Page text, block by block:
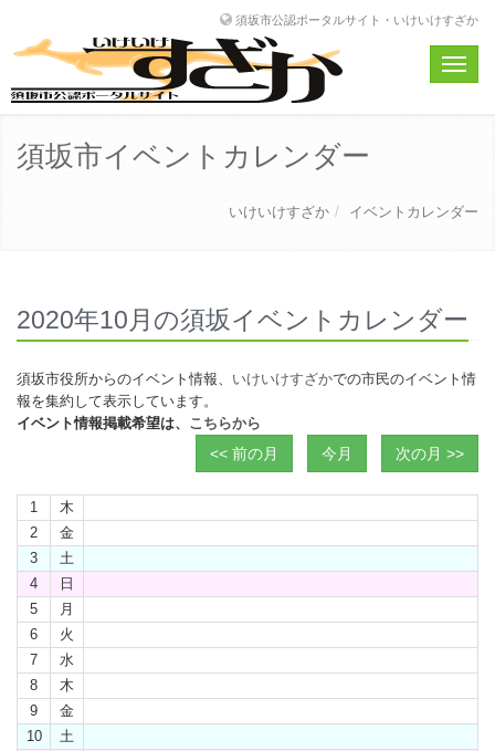
須坂市公認ポータルサイト・いけいけすざか
Toggle
須坂市イベントカレンダー
いけいけすざか イベントカレンダー
2020年10月の須坂イベントカレンダー
須坂市役所からのイベント情報、 いけいけすざかでの市民のイベント情
報を集約して表示しています。
イベント情報掲載希望は、 こちらから
<< 前の月 今月 次の月 >>
1
木
2
金
3
土
4
日
5
月
6
火
7
水
8
木
9
金
10
土